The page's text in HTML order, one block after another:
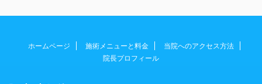
ホームページ 施術メニューと料金
当院へのアクセス方法
院長プロフィール